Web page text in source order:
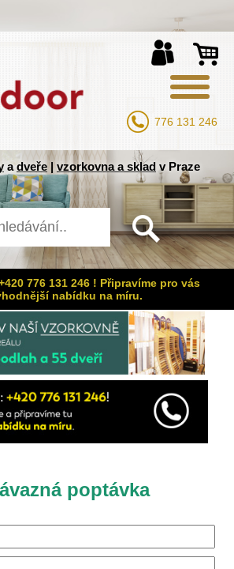
776 131 246
adveře| vzorkovna a sklad v Praze
776 131 246 ! Připravíme pro vás
nabídku na míru.
poptávka